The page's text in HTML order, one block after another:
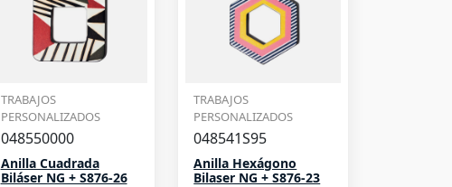
TRABAJOS
PERSONALIZADOS
048550000
Anilla Cuadrada
Biláser NG + S876-26
TRABAJOS
PERSONALIZADOS
048541S95
Anilla Hexágono
Bilaser NG + S876-23